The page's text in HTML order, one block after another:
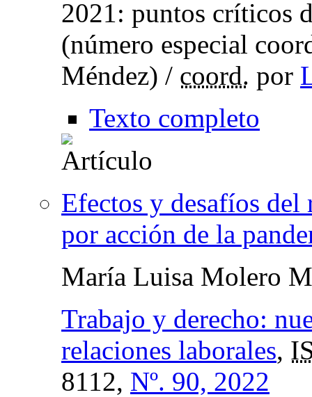
2021: puntos críticos
(número especial
Méndez) / coord. por
Texto completo
Efectos y desafíos del
por acción de la
María Luisa Molero
Trabajo y derecho:
relaciones laborales,
8112, Nº. 90, 2022